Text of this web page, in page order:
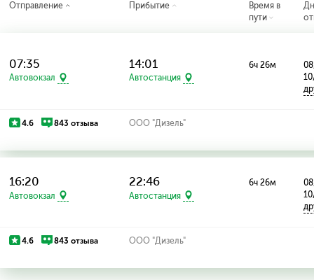
Отправление Прибытие
Время в
пути
07:35
Автовокзал
14:01
Автостанция
6ч 26м
4.6 843 отзыва ООО "Дизель"
16:20
Автовокзал
22:46
Автостанция
6ч 26м
4.6 843 отзыва ООО "Дизель"